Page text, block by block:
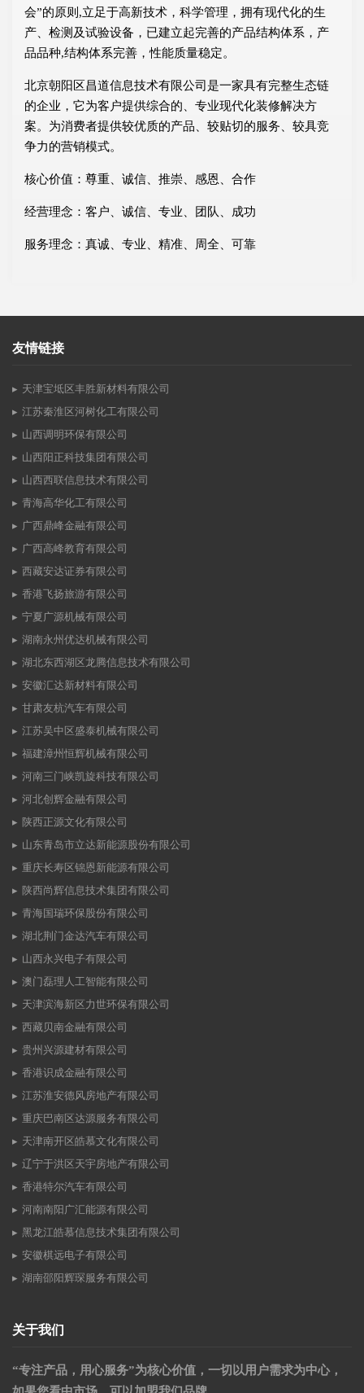
会”的原则,立足于高新技术，科学管理，拥有现代化的生
产、检测及试验设备，已建立起完善的产品结构体系，产
品品种,结构体系完善，性能质量稳定。
北京朝阳区昌道信息技术有限公司是一家具有完整生态链
的企业，它为客户提供综合的、专业现代化装修解决方
案。为消费者提供较优质的产品、较贴切的服务、较具竞
争力的营销模式。
核心价值：尊重、诚信、推崇、感恩、合作
经营理念：客户、诚信、专业、团队、成功
服务理念：真诚、专业、精准、周全、可靠
友情链接
天津宝坻区丰胜新材料有限公司
江苏秦淮区河树化工有限公司
山西调明环保有限公司
山西阳正科技集团有限公司
山西西联信息技术有限公司
青海高华化工有限公司
广西鼎峰金融有限公司
广西高峰教育有限公司
西藏安达证券有限公司
香港飞扬旅游有限公司
宁夏广源机械有限公司
湖南永州优达机械有限公司
湖北东西湖区龙腾信息技术有限公司
安徽汇达新材料有限公司
甘肃友杭汽车有限公司
江苏吴中区盛泰机械有限公司
福建漳州恒辉机械有限公司
河南三门峡凯旋科技有限公司
河北创辉金融有限公司
陕西正源文化有限公司
山东青岛市立达新能源股份有限公司
重庆长寿区锦恩新能源有限公司
陕西尚辉信息技术集团有限公司
青海国瑞环保股份有限公司
湖北荆门金达汽车有限公司
山西永兴电子有限公司
澳门磊理人工智能有限公司
天津滨海新区力世环保有限公司
西藏贝南金融有限公司
贵州兴源建材有限公司
香港识成金融有限公司
江苏淮安德风房地产有限公司
重庆巴南区达源服务有限公司
天津南开区皓慕文化有限公司
辽宁于洪区天宇房地产有限公司
香港特尔汽车有限公司
河南南阳广汇能源有限公司
黑龙江皓慕信息技术集团有限公司
安徽棋远电子有限公司
湖南邵阳辉琛服务有限公司
关于我们
“专注产品，用心服务”为核心价值，一切以用户需求为中心，